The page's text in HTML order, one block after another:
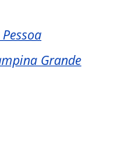
Grande